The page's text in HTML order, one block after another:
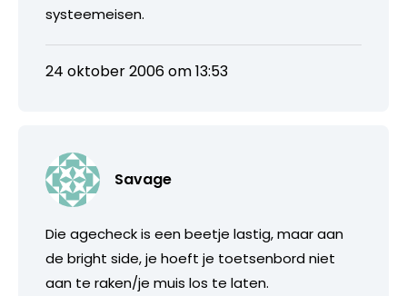
systeemeisen.
24 oktober 2006 om 13:53
Savage
Die agecheck is een beetje lastig, maar aan
de bright side, je hoeft je toetsenbord niet
aan te raken/je muis los te laten.